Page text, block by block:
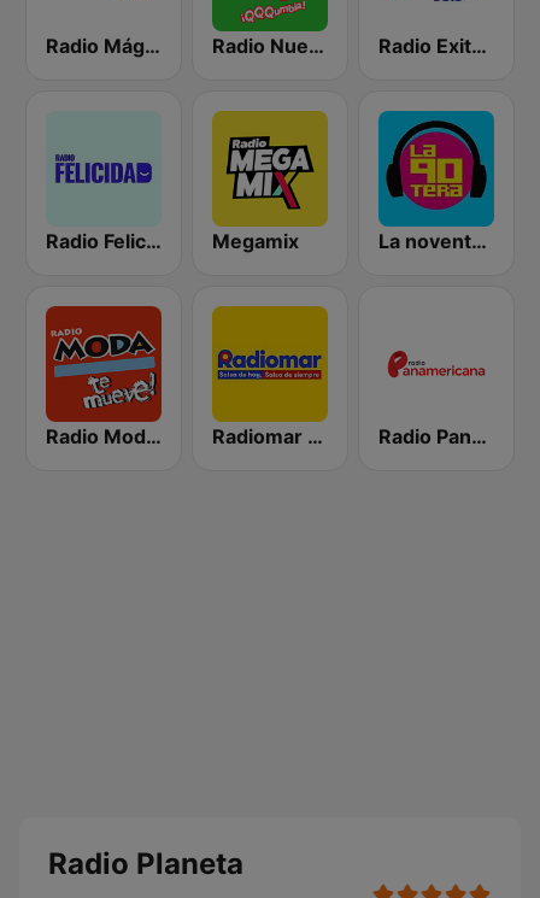
Radio Mágica 88.3 FM Radio Nueva Q Radio Exitosa
Radio Felicidad Megamix La noventera
Radio Moda FM 97.3 Radiomar 106.3 FM Radio Panamericana
Radio Planeta